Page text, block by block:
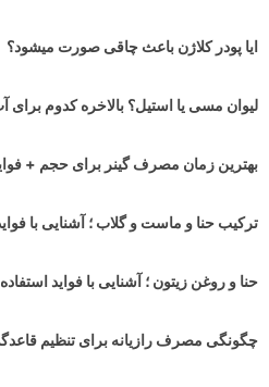
ایا پودر کلاژن باعث چاقی صورت میشود؟
لیوان مسی یا استیل؟ بالاخره کدوم برای
بهترین زمان مصرف گینر برای حجم +
ترکیب حنا و ماست و گلاب ؛ آشنایی با
حنا و روغن زیتون ؛ آشنایی با فواید
چگونگی مصرف رازیانه برای تنظیم